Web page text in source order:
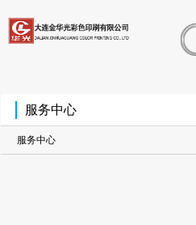
服务中心
服务中心